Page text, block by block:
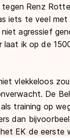
tegen Renz
iets te veel met
agressief
laat ik op de
vlekkeloos
De
training op
dan
EK de eerste